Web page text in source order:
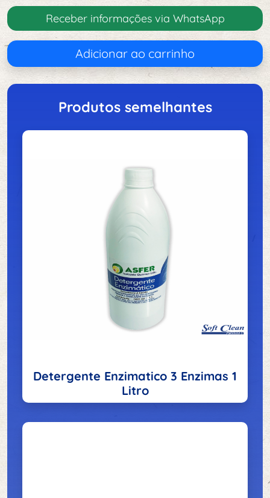
Receber informações via WhatsApp
Adicionar ao carrinho
Produtos semelhantes
Detergente Enzimatico 3 Enzimas 1
Litro